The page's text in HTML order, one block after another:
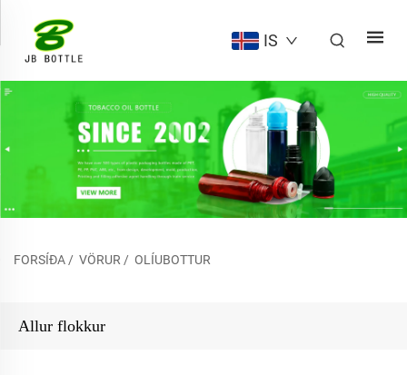
IS
FORSÍÐA/ VÖRUR/ OLÍUBOTTUR
Allur flokkur